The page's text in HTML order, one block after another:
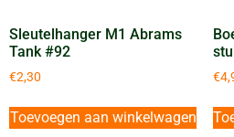
Sleutelhanger M1 Abrams
Tank #92
€2,30
Toevoegen aan winkelwagen
€